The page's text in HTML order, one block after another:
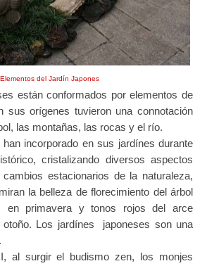
Elementos del Jardín Japones
están conformados por elementos de
sus orígenes tuvieron una connotación
las montañas, las rocas y el río.
incorporado en sus jardínes durante
cristalizando diversos aspectos
estacionarios de la naturaleza,
la belleza de florecimiento del árbol
en primavera y tonos rojos del arce
otoño. Los jardínes japoneses son una
al surgir el budismo zen, los monjes